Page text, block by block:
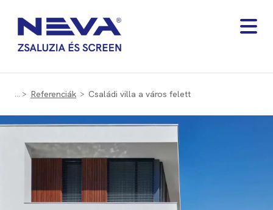
Referenciák Családi villa a város felett